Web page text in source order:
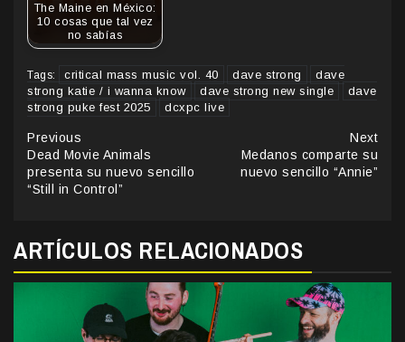
The Maine en México:
10 cosas que tal vez
no sabías
Tags: critical mass music vol. 40 dave strong
dave
strong katie / i wanna know
dave strong new single
dave
strong puke fest 2025
dcxpc live
Continue
Reading
Previous
Dead Movie Animals
presenta su nuevo sencillo
“Still in Control”
Next
Medanos comparte su
nuevo sencillo “Annie”
ARTÍCULOS RELACIONADOS